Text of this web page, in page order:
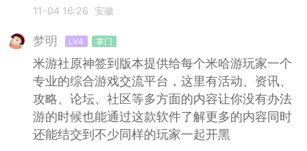
11-04 16:26 安徽
梦明 LV4 掌门
米游社原神签到版本提供给每个米哈游玩家一个
专业的综合游戏交流平台，这里有活动、资讯、
攻略、论坛、社区等多方面的内容让你没有办法
游的时候也能通过这款软件了解更多的内容同时
还能结交到不少同样的玩家一起开黑